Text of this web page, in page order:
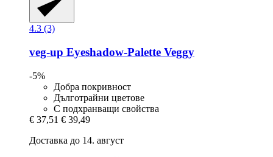
4.3 (3)
veg-up Eyeshadow-​Palette Veggy
-5%
Добра покривност
Дълготрайни цветове
С подхранващи свойства
€ 37,51 € 39,49
Доставка до 14. август